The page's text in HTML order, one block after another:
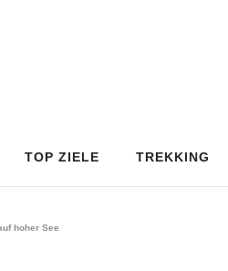
TOP ZIELE TREKKING
hoher See